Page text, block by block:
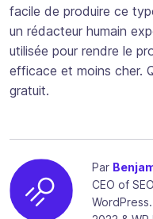
facile de produire ce
un rédacteur humain
utilisée pour rendre le
efficace et moins cher.
gratuit.
Par
CEO of